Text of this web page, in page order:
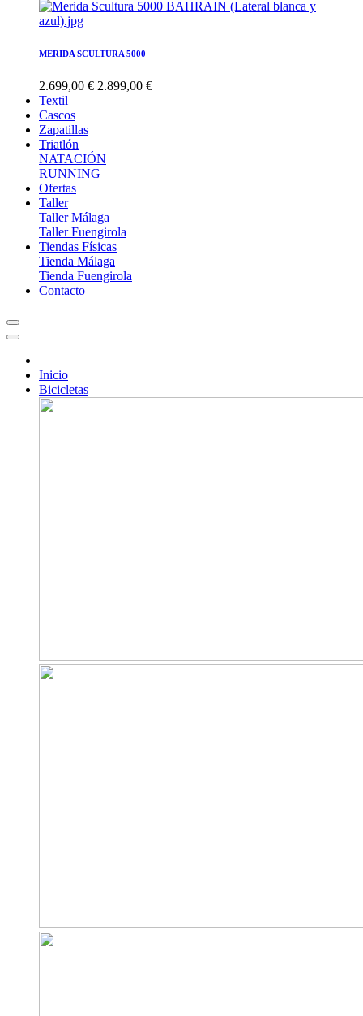
MERIDA SCULTURA 5000
2.699,00 € 2.899,00 €
Textil
Cascos
Zapatillas
Triatlón
NATACIÓN
RUNNING
Ofertas
Taller
Taller Málaga
Taller Fuengirola
Tiendas Físicas
Tienda Málaga
Tienda Fuengirola
Contacto
Inicio
Bicicletas